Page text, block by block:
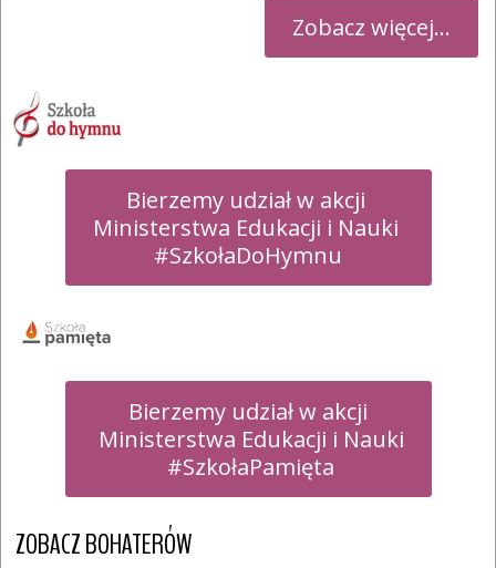
Zobacz więcej...
Bierzemy udział w akcji
Ministerstwa Edukacji i Nauki
#SzkołaDoHymnu
Bierzemy udział w akcji
#SzkołaPamięta
ZOBACZ BOHATERÓW